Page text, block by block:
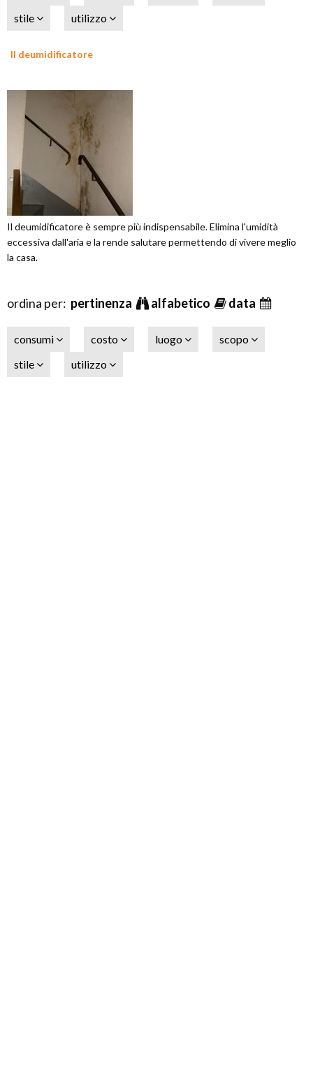
stile
utilizzo
Il deumidificatore
Il deumidificatore è sempre più indispensabile. Elimina l'umidità
eccessiva dall'aria e la rende salutare permettendo di vivere meglio
la casa.
ordina per: pertinenza alfabetico data
consumi costo luogo
scopo
stile
utilizzo